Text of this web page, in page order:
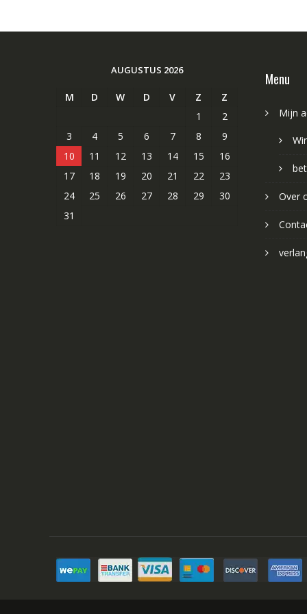
AUGUSTUS 2026
M D W D V Z
Z
1
2
3
4 5 6 7 8
9
10
11 12 13 14 15
16
17
18 19 20 21 22
23
24
25 26 27 28 29
30
31
Menu
Mijn
Over